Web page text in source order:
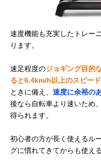
速度機能も充実したトレー
ります。
速足程度のジョギング目的
ると6.4km/h以上のスピー
ときに備え、 速度に余裕の
後なら自転車より速いため
得られます。
初心者の方が長く使えるル
グに慣れてきてからも使え